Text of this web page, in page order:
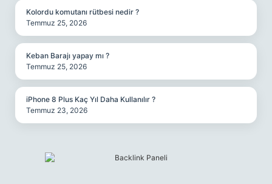
Kolordu komutanı rütbesi nedir ?
Temmuz 25, 2026
Keban Barajı yapay mı ?
Temmuz 25, 2026
iPhone 8 Plus Kaç Yıl Daha Kullanılır ?
Temmuz 23, 2026